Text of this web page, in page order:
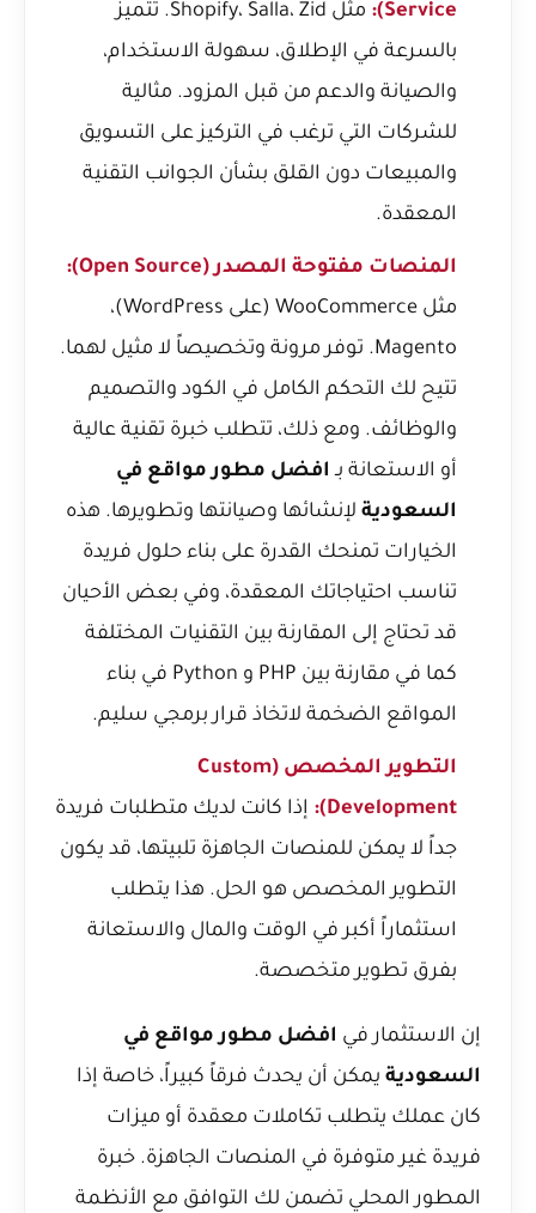
Service):
مثل Shopify، Salla، Zid. تتميز
بالسرعة في الإطلاق، سهولة الاستخدام،
والصيانة والدعم من قبل المزود. مثالية
للشركات التي ترغب في التركيز على التسويق
والمبيعات دون القلق بشأن الجوانب التقنية
المعقدة.
المنصات مفتوحة المصدر (Open Source):
مثل WooCommerce (على WordPress)،
Magento. توفر مرونة وتخصيصاً لا مثيل لهما.
تتيح لك التحكم الكامل في الكود والتصميم
والوظائف. ومع ذلك، تتطلب خبرة تقنية عالية
أو الاستعانة بـ افضل مطور مواقع في
السعودية لإنشائها وصيانتها وتطويرها. هذه
الخيارات تمنحك القدرة على بناء حلول فريدة
تناسب احتياجاتك المعقدة، وفي بعض الأحيان
قد تحتاج إلى المقارنة بين التقنيات المختلفة
كما في
مقارنة بين PHP و Python في بناء
المواقع الضخمة لاتخاذ قرار برمجي سليم.
التطوير المخصص (Custom
Development):
إذا كانت لديك متطلبات فريدة
جداً لا يمكن للمنصات الجاهزة تلبيتها، قد يكون
التطوير المخصص هو الحل. هذا يتطلب
استثماراً أكبر في الوقت والمال والاستعانة
بفرق تطوير متخصصة.
إن الاستثمار في افضل مطور مواقع في
السعودية يمكن أن يحدث فرقاً كبيراً، خاصة إذا
كان عملك يتطلب تكاملات معقدة أو ميزات
فريدة غير متوفرة في المنصات الجاهزة. خبرة
المطور المحلي تضمن لك التوافق مع الأنظمة